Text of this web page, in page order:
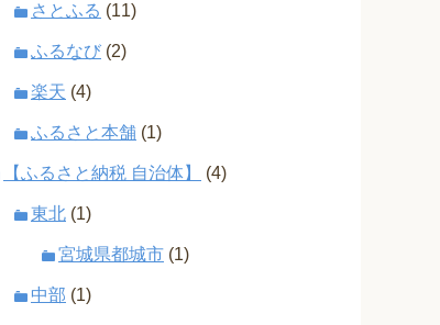
さとふる (11)
ふるなび (2)
楽天 (4)
ふるさと本舗 (1)
【ふるさと納税 自治体】 (4)
東北 (1)
宮城県都城市 (1)
中部 (1)